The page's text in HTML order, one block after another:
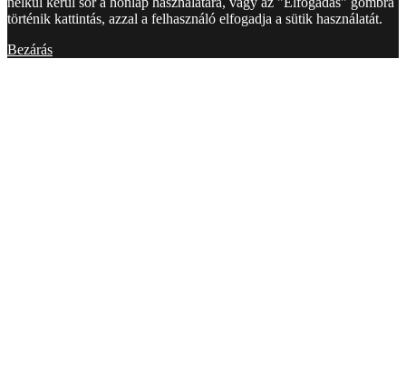
történik kattintás, azzal a felhasználó elfogadja a sütik használatát.
Bezárás